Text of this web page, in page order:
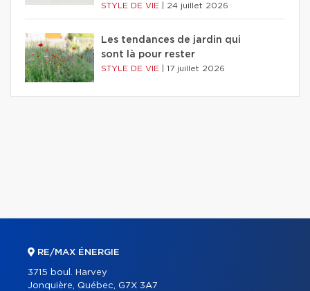
STYLE DE VIE 24 juillet 2026
Les tendances de jardin qui
sont là pour rester
STYLE DE VIE 17 juillet 2026
RE/MAX ÉNERGIE
3715 boul. Harvey
Jonquière, Québec, G7X 3A7